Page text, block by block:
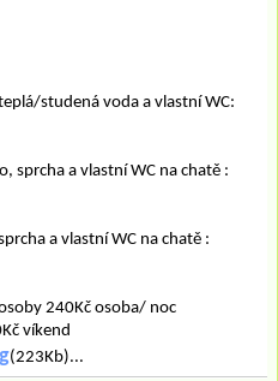
studená voda a vlastní WC:
sprcha a vlastní WC na chatě :
a vlastní WC na chatě :
240Kč osoba/ noc
víkend
(223Kb)...